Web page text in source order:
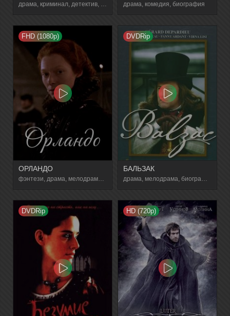
драма, криминал, детектив, биография, история драма, комедия, биография
FHD (1080p)
ОРЛАНДО
фэнтези, драма, мелодрама, биография
DVDRip
БАЛЬЗАК
драма, мелодрама, биография
DVDRip HD (720p)